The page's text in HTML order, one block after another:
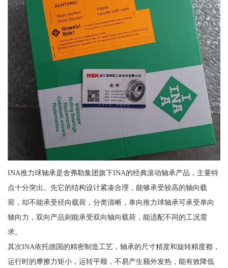
INA推力球轴承是舍弗勒集团旗下INA的经典滚动轴承产品，主要特
点十分突出。先它的结构设计紧凑合理，能够承受较高的轴向载
荷，却不能承受径向载荷，分类清晰，单向推力球轴承可承受单向
轴向力，双向产品则能承受双向轴向载荷，能适配不同的工况需
求。
其次INA依托德国的精密制造工艺，轴承的尺寸精度和旋转精度都，
运行时的摩擦力矩小，运转平顺，不易产生额外发热，能有效降低